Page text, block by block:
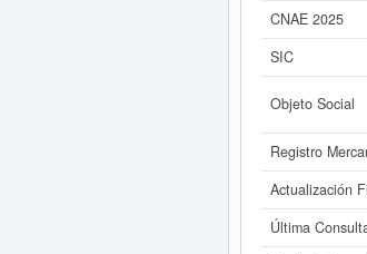
CNAE 2025
SIC
Objeto Social
Registro
Actualización
Última